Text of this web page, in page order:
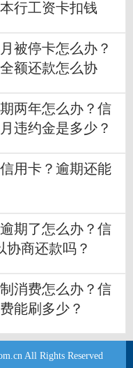
行工资卡扣钱
被停卡怎么办？
额还款怎么协
两年怎么办？信
违约金是多少？
用卡？逾期还能
期了怎么办？信
协商还款吗？
消费怎么办？信
能刷多少？
All Rights Reserved